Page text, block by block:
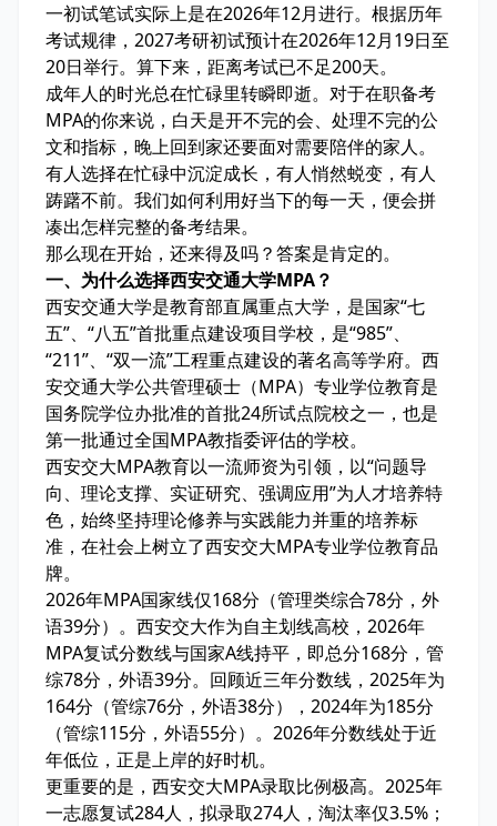
一初试笔试实际上是在2026年12月进行。根据历年
考试规律，2027考研初试预计在2026年12月19日至
20日举行。算下来，距离考试已不足200天。
成年人的时光总在忙碌里转瞬即逝。对于在职备考
MPA的你来说，白天是开不完的会、处理不完的公
文和指标，晚上回到家还要面对需要陪伴的家人。
有人选择在忙碌中沉淀成长，有人悄然蜕变，有人
踌躇不前。我们如何利用好当下的每一天，便会拼
凑出怎样完整的备考结果。
那么现在开始，还来得及吗？答案是肯定的。
一、为什么选择西安交通大学MPA？
西安交通大学是教育部直属重点大学，是国家“七
五”、“八五”首批重点建设项目学校，是“985”、
“211”、“双一流”工程重点建设的著名高等学府。西
安交通大学公共管理硕士（MPA）专业学位教育是
国务院学位办批准的首批24所试点院校之一，也是
第一批通过全国MPA教指委评估的学校。
西安交大MPA教育以一流师资为引领，以“问题导
向、理论支撑、实证研究、强调应用”为人才培养特
色，始终坚持理论修养与实践能力并重的培养标
准，在社会上树立了西安交大MPA专业学位教育品
牌。
2026年MPA国家线仅168分（管理类综合78分，外
语39分）。西安交大作为自主划线高校，2026年
MPA复试分数线与国家A线持平，即总分168分，管
综78分，外语39分。回顾近三年分数线，2025年为
164分（管综76分，外语38分），2024年为185分
（管综115分，外语55分）。2026年分数线处于近
年低位，正是上岸的好时机。
更重要的是，西安交大MPA录取比例极高。2025年
一志愿复试284人，拟录取274人，淘汰率仅3.5%；